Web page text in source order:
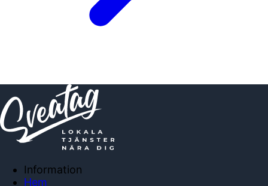
Information
Hem